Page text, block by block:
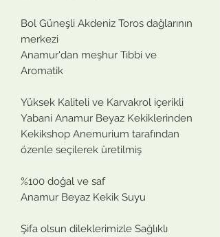
Bol Güneşli Akdeniz Toros dağlarının
merkezi
Anamur'dan meşhur Tıbbi ve
Aromatik
Yüksek Kaliteli ve Karvakrol içerikli
Yabani Anamur Beyaz Kekiklerinden
Kekikshop Anemurium tarafından
özenle seçilerek üretilmiş
%100 doğal ve saf
Anamur Beyaz Kekik Suyu
Şifa olsun dileklerimizle Sağlıklı